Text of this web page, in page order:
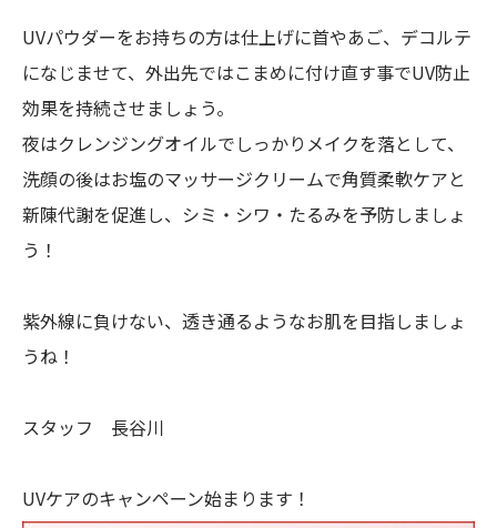
UVパウダーをお持ちの方は仕上げに首やあご、デコルテ
になじませて、外出先ではこまめに付け直す事でUV防止
効果を持続させましょう。
夜はクレンジングオイルでしっかりメイクを落として、
洗顔の後はお塩のマッサージクリームで角質柔軟ケアと
新陳代謝を促進し、シミ・シワ・たるみを予防しましょ
う！
紫外線に負けない、透き通るようなお肌を目指しましょ
うね！
スタッフ 長谷川
UVケアのキャンペーン始まります！